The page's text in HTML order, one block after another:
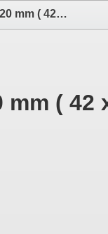
PRO-JEX: Radiator 42x42x20 mm ( 42 x 42 x 20 ) elektronika i akcesoria aparatów fotograficznych
mm ( 42